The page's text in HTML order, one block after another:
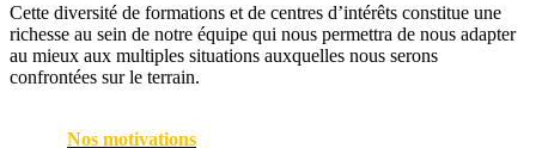
Cette diversité de formations et de centres d’intérêts constitue une
richesse au sein de notre équipe qui nous permettra de nous adapter
au mieux aux multiples situations auxquelles nous serons
confrontées sur le terrain.
Nos motivations